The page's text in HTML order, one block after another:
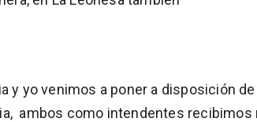
y yo venimos a poner a disposición
ambos como intendentes recibimos